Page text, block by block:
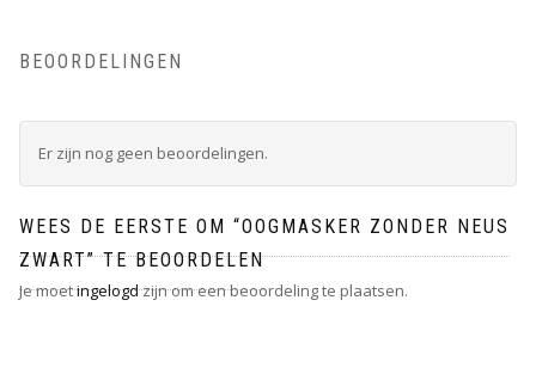
BEOORDELINGEN
Er zijn nog geen beoordelingen.
WEES DE EERSTE OM “OOGMASKER ZONDER NEUS
ZWART” TE BEOORDELEN
Je moetingelogdzijn om een beoordeling te plaatsen.